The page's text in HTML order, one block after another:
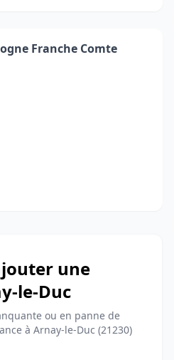
Franche Comte
une
le-Duc
ou en panne de
à Arnay-le-Duc (21230)